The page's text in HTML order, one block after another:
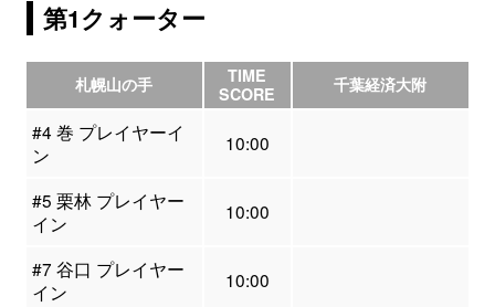
第1クォーター
札幌山の手
TIME
SCORE
千葉経済大附
#4 巻 プレイヤーイ
ン
10:00
#5 栗林 プレイヤー
イン
10:00
#7 谷口 プレイヤー
イン
10:00